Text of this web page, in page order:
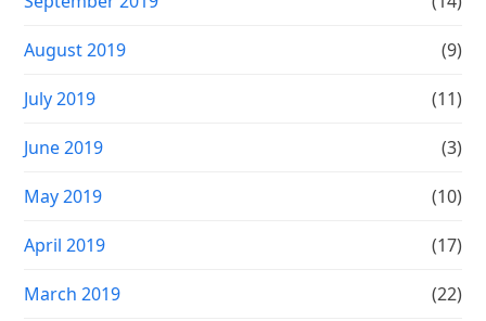
August 2019 (9)
July 2019 (11)
June 2019 (3)
May 2019 (10)
April 2019 (17)
March 2019 (22)